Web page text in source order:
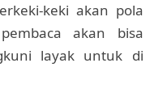
keki akan pola
akan bisa
layak untuk di